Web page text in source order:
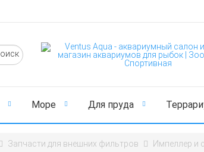
Море Для пруда
Запчасти для внешних фильтров Импеллер и